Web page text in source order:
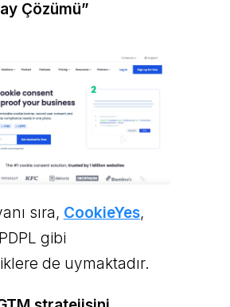
Çözümü”
sıra, CookieYes,
gibi
de uymaktadır.